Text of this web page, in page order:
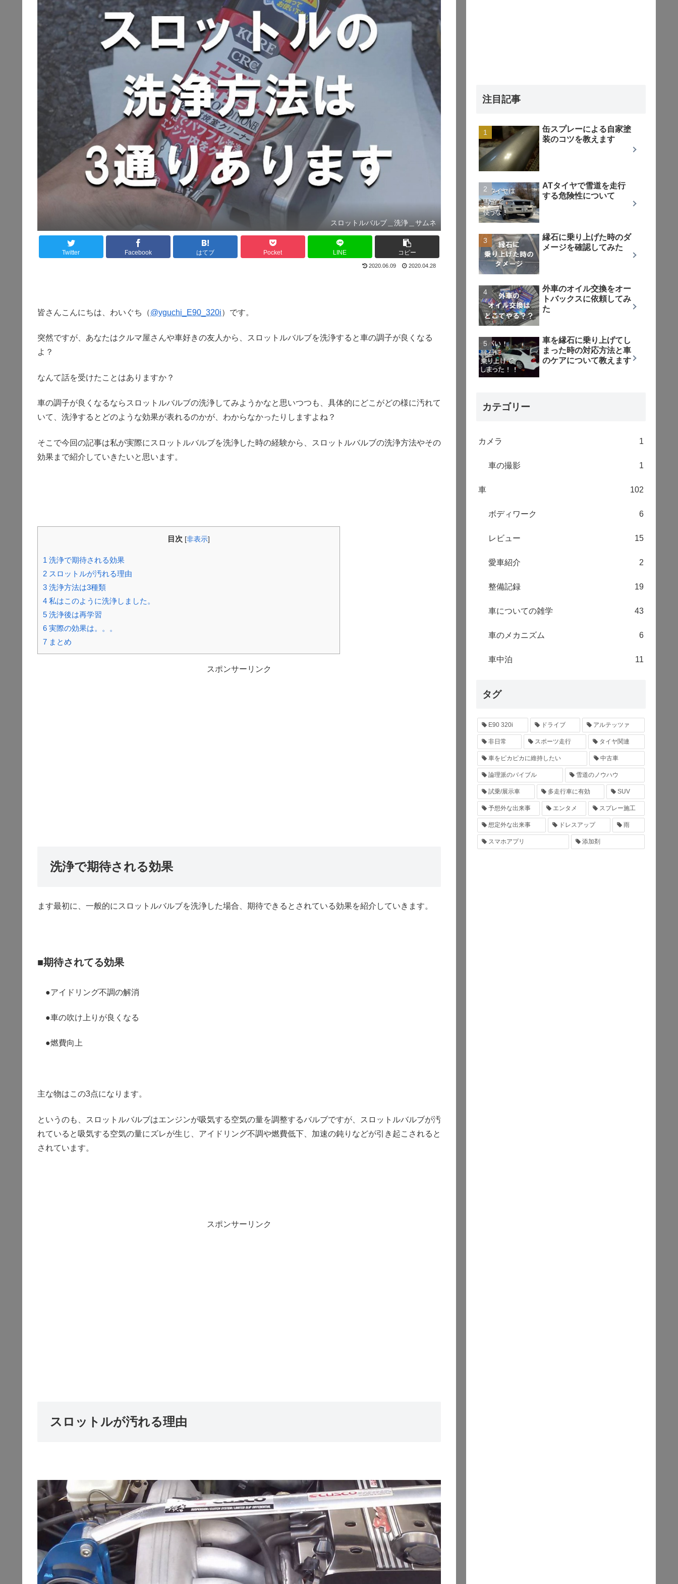
スロットルバルブ＿洗浄＿サムネ
Twitter Facebook はてブ Pocket LINE コピー
2020.06.09 2020.04.28
皆さんこんにちは、わいぐち（@yguchi_E90_320i）です。
突然ですが、あなたはクルマ屋さんや車好きの友人から、スロットルバルブを洗浄すると車の調子が良くなる
よ？
なんて話を受けたことはありますか？
車の調子が良くなるならスロットルバルブの洗浄してみようかなと思いつつも、具体的にどこがどの様に汚れて
いて、洗浄するとどのような効果が表れるのかが、わからなかったりしますよね？
そこで今回の記事は私が実際にスロットルバルブを洗浄した時の経験から、スロットルバルブの洗浄方法やその
効果まで紹介していきたいと思います。
目次 [非表示]
1 洗浄で期待される効果
2 スロットルが汚れる理由
3 洗浄方法は3種類
4 私はこのように洗浄しました。
5 洗浄後は再学習
6 実際の効果は。。。
7 まとめ
スポンサーリンク
洗浄で期待される効果
ます最初に、一般的にスロットルバルブを洗浄した場合、期待できるとされている効果を紹介していきます。
■期待されてる効果
●アイドリング不調の解消
●車の吹け上りが良くなる
●燃費向上
主な物はこの3点になります。
というのも、スロットルバルブはエンジンが吸気する空気の量を調整するバルブですが、スロットルバルブが汚
れていると吸気する空気の量にズレが生じ、アイドリング不調や燃費低下、加速の鈍りなどが引き起こされると
されています。
スポンサーリンク
スロットルが汚れる理由
注目記事
缶スプレーによる自家塗
装のコツを教えます
ATタイヤで雪道を走行
する危険性について
縁石に乗り上げた時のダ
メージを確認してみた
外車のオイル交換をオー
トバックスに依頼してみ
た
車を縁石に乗り上げてし
まった時の対応方法と車
のケアについて教えます
カテゴリー
カメラ 1
車の撮影 1
車 102
ボディワーク 6
レビュー 15
愛車紹介 2
整備記録 19
車についての雑学 43
車のメカニズム 6
車中泊 11
タグ
E90 320i ドライブ アルテッツァ
非日常 スポーツ走行 タイヤ関連
車をピカピカに維持したい 中古車
論理派のバイブル 雪道のノウハウ
試乗/展示車 多走行車に有効 SUV
予想外な出来事 エンタメ スプレー施工
想定外な出来事 ドレスアップ 雨
スマホアプリ 添加剤